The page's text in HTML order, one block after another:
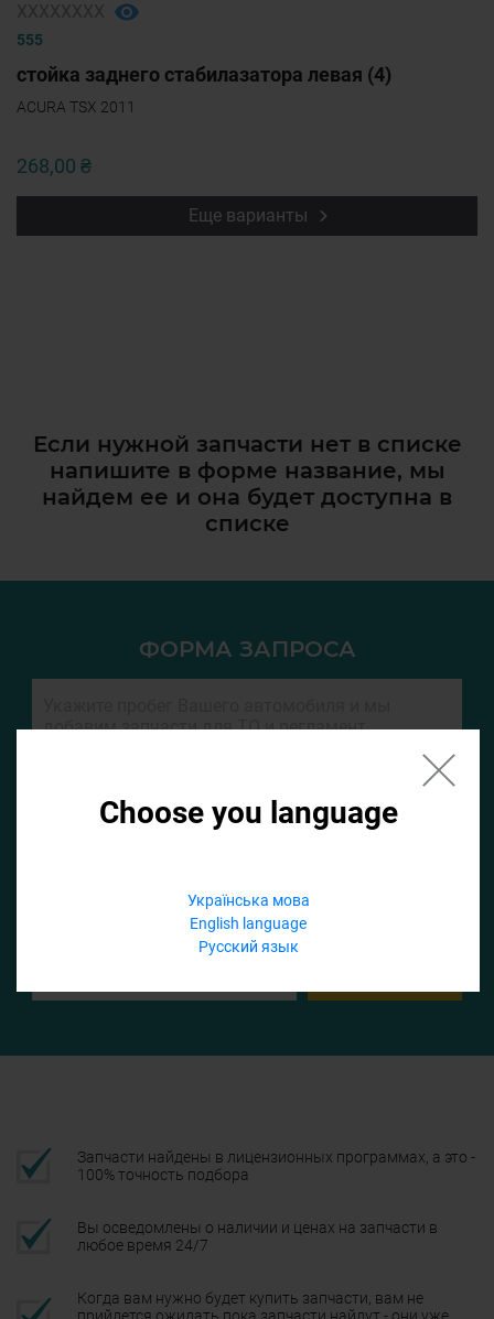
Choose you language
Українська мова
English language
Русский язык
555
стойка заднего стабилазатора левая (4)
ACURA TSX 2011
268,00 ₴
Еще варианты
Если нужной запчасти нет в списке
напишите в форме название, мы
найдем ее и она будет доступна в
списке
ФОРМА ЗАПРОСА
Запчасти найдены в лицензионных программах, а это -
100% точность подбора
Вы осведомлены о наличии и ценах на запчасти в
любое время 24/7
Когда вам нужно будет купить запчасти, вам не